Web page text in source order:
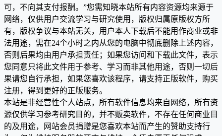
可，不向其支付报酬。”您需知晓本站所有内容资源均来源于
网络，仅供用户交流学习与研究使用，版权归属原版权方所
有，版权争议与本站无关，用户本人下载后不能用作商业或非
法用途，需在24个小时之内从您的电脑中彻底删除上述内容，
否则后果均由用户承担责任；如果您访问和下载此文件，表示
您同意只将此文件用于参考、学习而非其他用途，否则一切后
果请您自行承担，如果您喜欢该程序，请支持正版软件，购买
注册，得到更好的正版服务。
本站是非经营性个人站点，所有软件信息均来自网络，所有资
源仅供学习参考研究目的，并不贩卖软件，不存在任何商业目
的及用途，网站会员捐赠是您喜欢本站而产生的赞助支持行